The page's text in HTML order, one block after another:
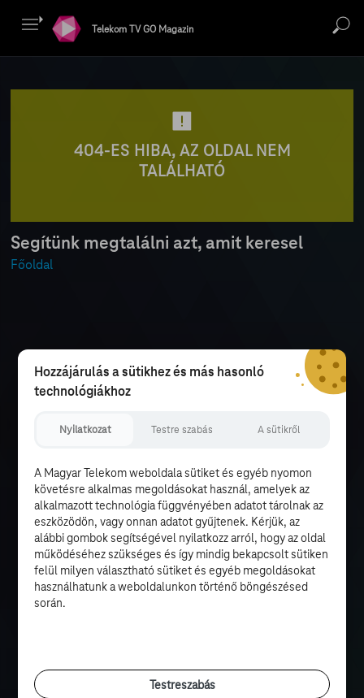
Telekom TV GO Magazin
404-ES HIBA, AZ OLDAL NEM
TALÁLHATÓ
Segítünk megtalálni azt, amit keresel
Főoldal
Hozzájárulás a sütikhez és más hasonló
technológiákhoz
Nyilatkozat Testre szabás A sütikről
A Magyar Telekom weboldala sütiket és egyéb nyomon
követésre alkalmas megoldásokat használ, amelyek az
alkalmazott technológia függvényében adatot tárolnak az
eszközödön, vagy onnan adatot gyűjtenek. Kérjük, az
alábbi gombok segítségével nyilatkozz arról, hogy az oldal
működéséhez szükséges és így mindig bekapcsolt sütiken
felül milyen választható sütiket és egyéb megoldásokat
használhatunk a weboldalunkon történő böngészésed
során.
Testreszabás